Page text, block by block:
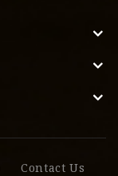
Contact Us